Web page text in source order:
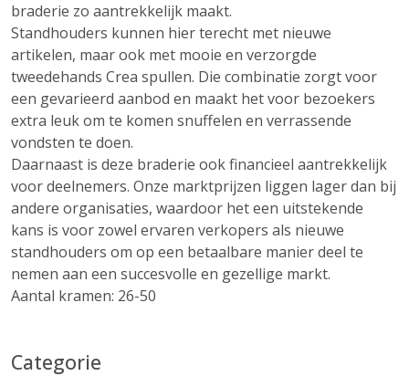
braderie zo aantrekkelijk maakt.
Standhouders kunnen hier terecht met nieuwe
artikelen, maar ook met mooie en verzorgde
tweedehands Crea spullen. Die combinatie zorgt voor
een gevarieerd aanbod en maakt het voor bezoekers
extra leuk om te komen snuffelen en verrassende
vondsten te doen.
Daarnaast is deze braderie ook financieel aantrekkelijk
voor deelnemers. Onze marktprijzen liggen lager dan bij
andere organisaties, waardoor het een uitstekende
kans is voor zowel ervaren verkopers als nieuwe
standhouders om op een betaalbare manier deel te
nemen aan een succesvolle en gezellige markt.
Aantal kramen: 26-50
Categorie